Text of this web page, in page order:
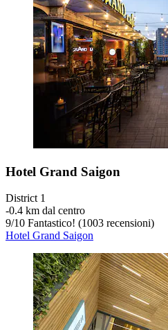
Hotel Grand Saigon
District 1
‐0.4 km dal centro
9/10 Fantastico! (1003 recensioni)
Hotel Grand Saigon